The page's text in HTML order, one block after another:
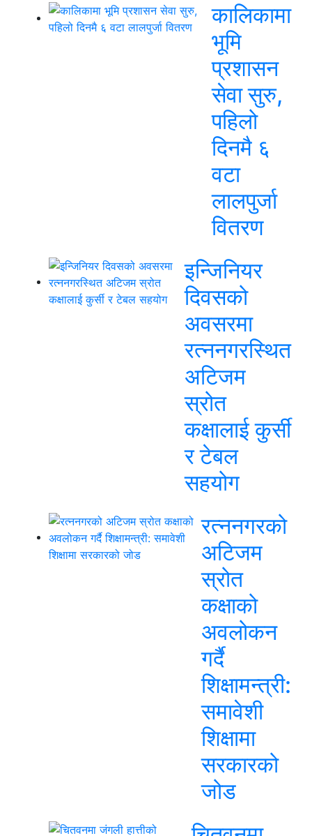
कालिकामा
भूमि
प्रशासन
सेवा सुरु,
पहिलो
दिनमै ६
वटा
लालपुर्जा
वितरण
इन्जिनियर
दिवसको
अवसरमा
रत्ननगरस्थित
अटिजम
स्रोत
कक्षालाई कुर्सी
र टेबल
सहयोग
रत्ननगरको
अटिजम
स्रोत
कक्षाको
अवलोकन
गर्दै
शिक्षामन्त्री:
समावेशी
शिक्षामा
सरकारको
जोड